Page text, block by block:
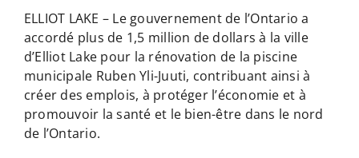
ELLIOT LAKE – Le gouvernement de l’Ontario a
accordé plus de 1,5 million de dollars à la ville
d’Elliot Lake pour la rénovation de la piscine
municipale Ruben Yli-Juuti, contribuant ainsi à
créer des emplois, à protéger l’économie et à
promouvoir la santé et le bien-être dans le nord
de l’Ontario.